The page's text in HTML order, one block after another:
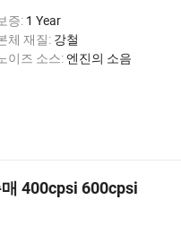
증: 1 Year
체 재질: 강철
이즈 소스: 엔진의 소음
400cpsi 600cpsi